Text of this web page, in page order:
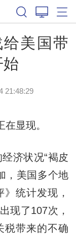
给美国带
始
21:48:29
显现。
济状况“褐皮
，美国多个地
统计发现，
现了107次，
税带来的不确